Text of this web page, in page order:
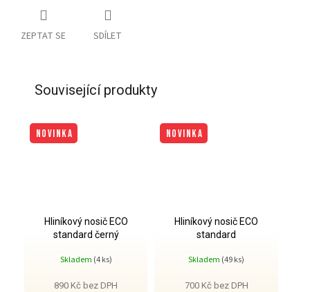
ZEPTAT SE SDÍLET
Související produkty
NOVINKA
Hliníkový nosič ECO
standard černý
Skladem (4 ks)
890 Kč bez DPH
NOVINKA
Hliníkový nosič ECO
standard
Skladem (49 ks)
700 Kč bez DPH